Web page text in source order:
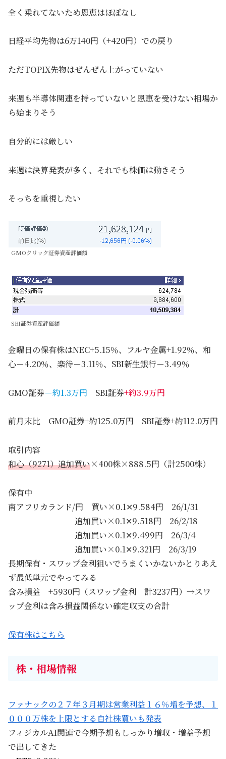
全く乗れてないため恩恵はほぼなし
日経平均先物は6万140円（+420円）での戻り
ただTOPIX先物はぜんぜん上がっていない
来週も半導体関連を持っていないと恩恵を受けない相場か
ら始まりそう
自分的には厳しい
来週は決算発表が多く、それでも株価は動きそう
そっちを重視したい
GMOクリック証券資産評価額
SBI証券資産評価額
金曜日の保有株はNEC+5.15％、フルヤ金属+1.92％、和
心－4.20％、楽待－3.11％、SBI新生銀行－3.49％
GMO証券－約1.3万円 SBI証券+約3.9万円
前月末比 GMO証券+約125.0万円 SBI証券+約112.0万円
取引内容
和心（9271）追加買い×400株×888.5円（計2500株）
保有中
南アフリカランド/円 買い×0.1✕9.584円 26/1/31
追加買い×0.1✕9.518円 26/2/18
追加買い×0.1✕9.499円 26/3/4
追加買い×0.1✕9.321円 26/3/19
長期保有・スワップ金利狙いでうまくいかないかとりあえ
ず最低単元でやってみる
含み損益 +5930円（スワップ金利 計3237円）→スワ
ップ金利は含み損益関係ない確定収支の合計
保有株はこちら
株・相場情報
ファナックの２７年３月期は営業利益１６％増を予想、１
０００万株を上限とする自社株買いも発表
フィジカルAI関連で今期予想もしっかり増収・増益予想
で出してきた